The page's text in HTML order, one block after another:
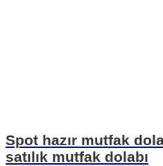
Spot hazır mutfak
satılık mutfak dolabı